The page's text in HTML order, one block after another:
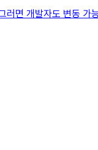
면 개발자도 변동 가